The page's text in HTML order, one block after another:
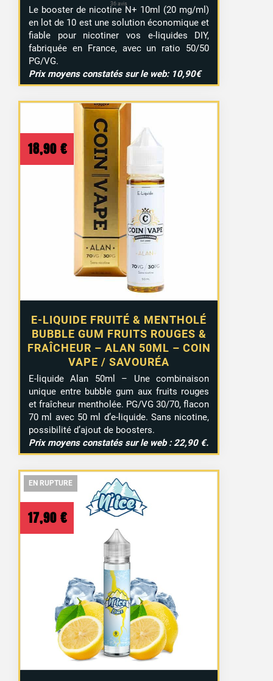
Le booster de nicotine N+ 10ml (20 mg/ml)
en lot de 10 est une solution économique et
fiable pour nicotiner vos e-liquides DIY,
fabriquée en France, avec un ratio 50/50
PG/VG.
Prix moyens constatés sur le web: 10,90€
E-LIQUIDE FRUITÉ & MENTHOLÉ
BUBBLE GUM FRUITS ROUGES &
FRAÎCHEUR – ALAN 50ML – COIN
VAPE / SAVOURÉA
18,90 €
E-liquide Alan 50ml – Une combinaison
unique entre bubble gum aux fruits rouges
et fraîcheur mentholée. PG/VG 30/70, flacon
70 ml avec 50 ml d’e-liquide. Sans nicotine,
possibilité d’ajout de boosters.
Prix moyens constatés sur le web : 22,90 €.
EN RUPTURE
EN RUPTURE
17,90 €
EN RUPTURE